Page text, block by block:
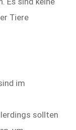
Tiere
im
sollten